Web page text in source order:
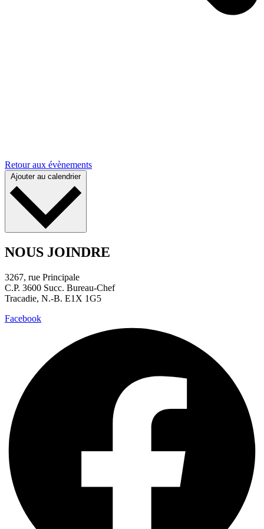
Retour aux évènements
Ajouter au calendrier
NOUS JOINDRE
3267, rue Principale
C.P. 3600 Succ. Bureau-Chef
Tracadie, N.-B. E1X 1G5
Facebook